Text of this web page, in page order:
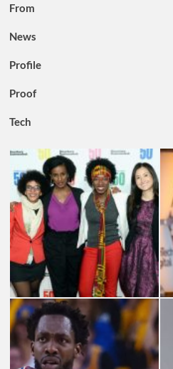
From
News
Profile
Proof
Tech